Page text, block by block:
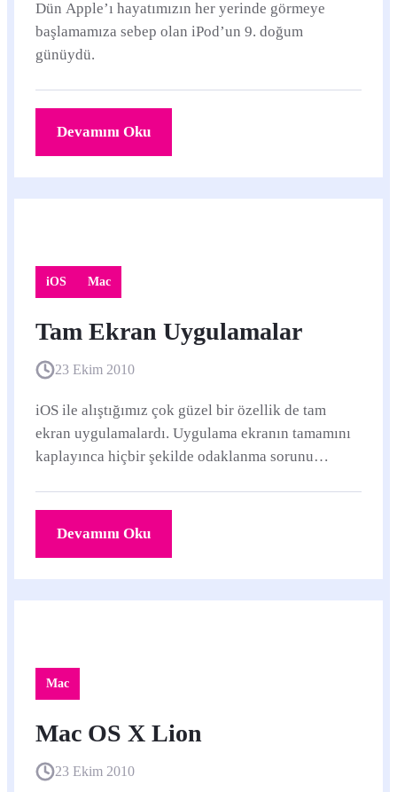
Dün Apple’ı hayatımızın her yerinde görmeye
başlamamıza sebep olan iPod’un 9. doğum
günüydü.
Devamını Oku
iOS Mac
Tam Ekran Uygulamalar
23 Ekim 2010
iOS ile alıştığımız çok güzel bir özellik de tam
ekran uygulamalardı. Uygulama ekranın tamamını
kaplayınca hiçbir şekilde odaklanma sorunu
Devamını Oku
Mac
Mac OS X Lion
23 Ekim 2010